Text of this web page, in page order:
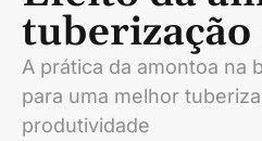
tuberização
A prática da amontoa na
para uma melhor
produtividade